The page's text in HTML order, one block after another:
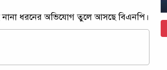
নানা ধরনের অভিযোগ তুলে আসছে বিএনপি।